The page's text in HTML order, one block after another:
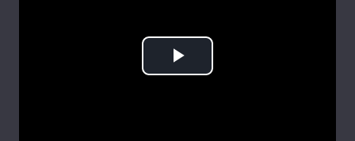
Вакансії
Play